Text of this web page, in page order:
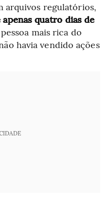
arquivos regulatórios,
quatro dias de
mais rica do
havia vendido ações